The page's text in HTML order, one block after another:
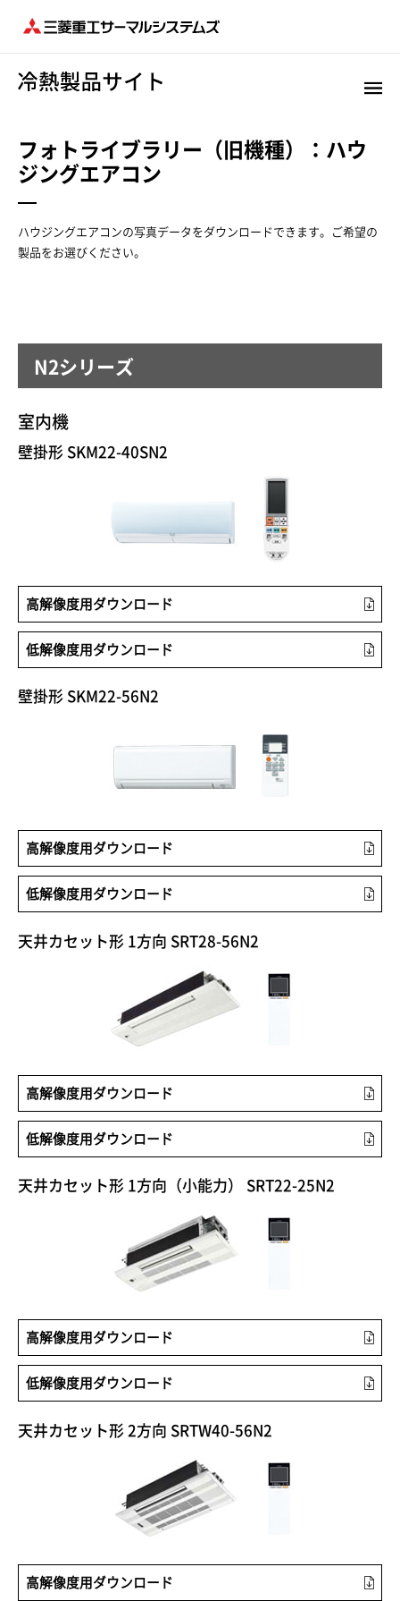
フォトライブラリー（旧機種）：ハウ
ジングエアコン
ハウジングエアコンの写真データをダウンロードできます。ご希望の
製品をお選びください。
N2シリーズ
室内機
壁掛形 SKM22-40SN2
高解像度用ダウンロード
低解像度用ダウンロード
壁掛形 SKM22-56N2
高解像度用ダウンロード
低解像度用ダウンロード
天井カセット形 1方向 SRT28-56N2
高解像度用ダウンロード
低解像度用ダウンロード
天井カセット形 1方向（小能力） SRT22-25N2
高解像度用ダウンロード
低解像度用ダウンロード
天井カセット形 2方向 SRTW40-56N2
高解像度用ダウンロード